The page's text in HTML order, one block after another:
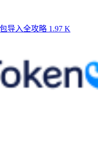
导入全攻略 1.97 K